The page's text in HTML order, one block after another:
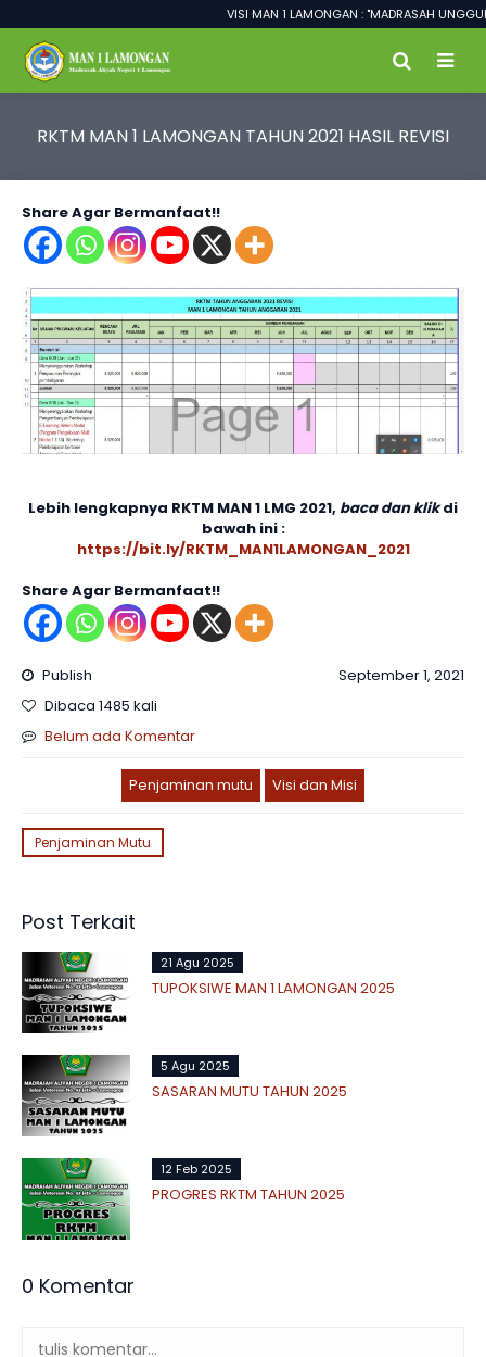
VISI MAN 1 LAMONGAN : "MADRASAH UNGGUL
RKTM MAN 1 LAMONGAN TAHUN 2021 HASIL REVISI
Share Agar Bermanfaat!!
Lebih lengkapnya RKTM MAN 1 LMG 2021, baca dan klikdi
bawah ini :
https://bit.ly/RKTM_MAN1LAMONGAN_2021
Share Agar Bermanfaat!!
Publish
September 1, 2021
Dibaca 1485 kali
Belum ada Komentar
Penjaminan mutu Visi dan Misi
Penjaminan Mutu
Post Terkait
21 Agu 2025
TUPOKSIWE MAN 1 LAMONGAN 2025
5 Agu 2025
SASARAN MUTU TAHUN 2025
12 Feb 2025
PROGRES RKTM TAHUN 2025
0 Komentar